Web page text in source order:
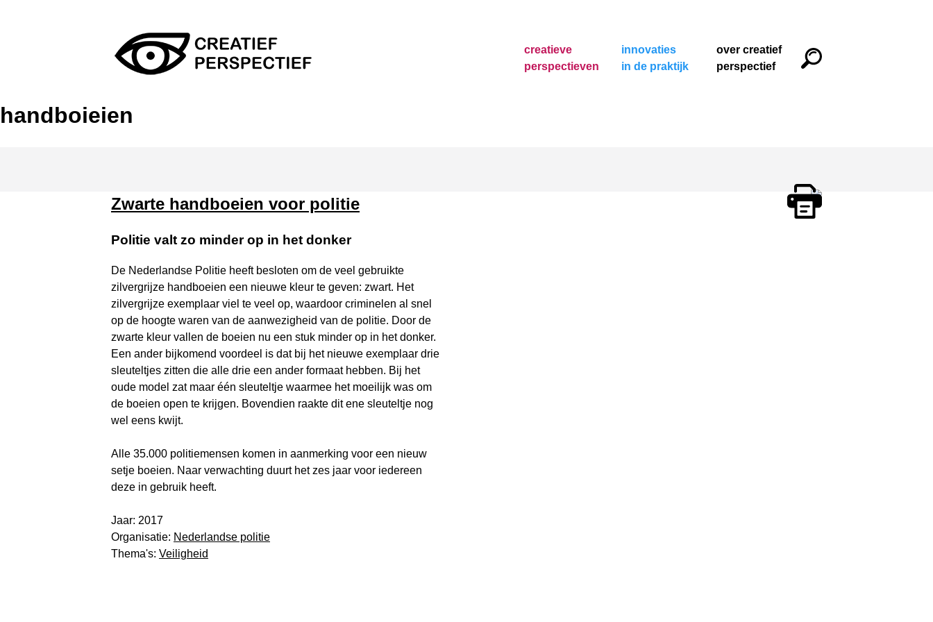
creatieve
perspectieven
innovaties
in de praktijk
over creatief
perspectief
handboieien
Zwarte handboeien voor politie
Politie valt zo minder op in het donker
De Nederlandse Politie heeft besloten om de veel gebruikte
zilvergrijze handboeien een nieuwe kleur te geven: zwart. Het
zilvergrijze exemplaar viel te veel op, waardoor criminelen al snel
op de hoogte waren van de aanwezigheid van de politie. Door de
zwarte kleur vallen de boeien nu een stuk minder op in het donker.
Een ander bijkomend voordeel is dat bij het nieuwe exemplaar drie
sleuteltjes zitten die alle drie een ander formaat hebben. Bij het
oude model zat maar één sleuteltje waarmee het moeilijk was om
de boeien open te krijgen. Bovendien raakte dit ene sleuteltje nog
wel eens kwijt.
Alle 35.000 politiemensen komen in aanmerking voor een nieuw
setje boeien. Naar verwachting duurt het zes jaar voor iedereen
deze in gebruik heeft.
Jaar: 2017
Organisatie: Nederlandse politie
Thema's: Veiligheid